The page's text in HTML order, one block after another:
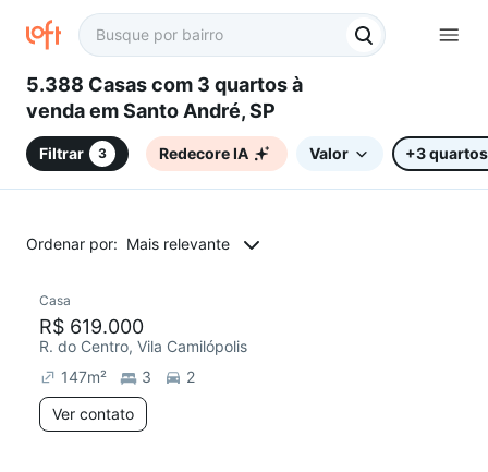
5.388 Casas com 3 quartos à
venda em Santo André, SP
Filtrar 3 Redecore IA Valor +3 quartos
Ordenar por: Mais relevante
Casa
R$ 619.000
R. do Centro, Vila Camilópolis
147m² 3
2
Ver contato